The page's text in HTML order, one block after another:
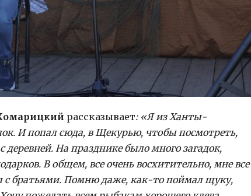
рассказывает: «Я из Ханты-
И попал сюда, в Щекурью, чтобы посмотреть,
На празднике было много загадок,
В общем, все очень восхитительно, мне все
с братьями. Помню даже, как-то поймал щуку,